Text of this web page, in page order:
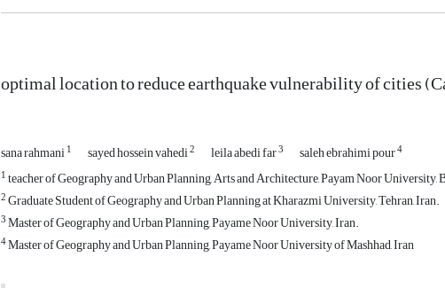
optimal location to reduce earthquake vulnerability of cities
sana rahmani1 sayed hossein vahedi2 leila abedi far3 saleh ebrahimi pour4
1teacher of Geography and Urban Planning, Arts and Architecture, Payam Noor University,
2Graduate Student of Geography and Urban Planning at Kharazmi University, Tehran, Iran.
3Master of Geography and Urban Planning, Payame Noor University, Iran.
4Master of Geography and Urban Planning, Payame Noor University of Mashhad, Iran